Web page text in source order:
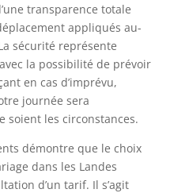
transparence totale
appliqués au-
sécurité représente
la possibilité de prévoir
en cas d’imprévu,
journée sera
soient les circonstances.
démontre que le choix
dans les Landes
d’un tarif. Il s’agit